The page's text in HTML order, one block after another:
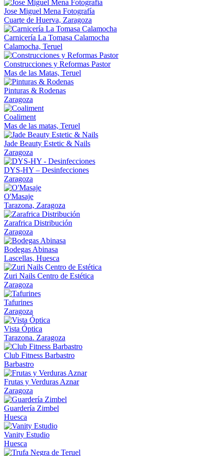
Jose Miguel Mena Fotografía
Cuarte de Huerva, Zaragoza
Carnicería La Tomasa Calamocha
Calamocha, Teruel
Construcciones y Reformas Pastor
Mas de las Matas, Teruel
Pinturas & Rodenas
Zaragoza
Coaliment
Mas de las matas, Teruel
Jade Beauty Estetic & Nails
Zaragoza
DYS-HY – Desinfecciones
Zaragoza
O'Masaje
Tarazona, Zaragoza
Zarafrica Distribución
Zaragoza
Bodegas Abinasa
Lascellas, Huesca
Zuri Nails Centro de Estética
Zaragoza
Tafurines
Zaragoza
Vista Óptica
Tarazona. Zaragoza
Club Fitness Barbastro
Barbastro
Frutas y Verduras Aznar
Zaragoza
Guardería Zimbel
Huesca
Vanity Estudio
Huesca